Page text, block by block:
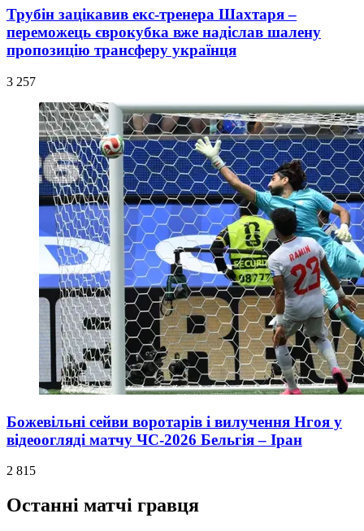
Трубін зацікавив екс-тренера Шахтаря –
переможець єврокубка вже надіслав шалену
пропозицію трансферу українця
3 257
Божевільні сейви воротарів і вилучення Нгоя у
відеоогляді матчу ЧС-2026 Бельгія – Іран
2 815
Останні матчі гравця